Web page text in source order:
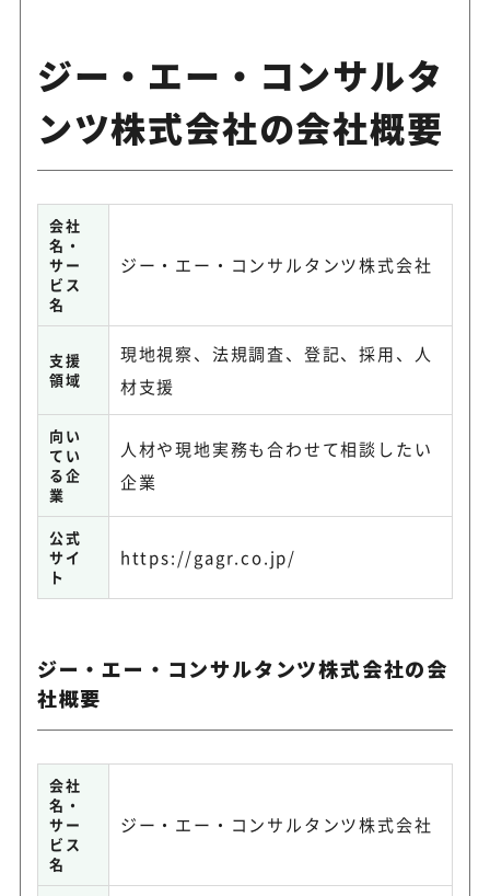
ジー・エー・コンサルタ
ンツ株式会社の会社概要
会社
名・
サー
ビス
名
ジー・エー・コンサルタンツ株式会社
支援
領域
現地視察、法規調査、登記、採用、人
材支援
向い
てい
る企
業
人材や現地実務も合わせて相談したい
企業
公式
サイ
ト
https://gagr.co.jp/
ジー・エー・コンサルタンツ株式会社の会
社概要
会社
名・
サー
ビス
名
ジー・エー・コンサルタンツ株式会社